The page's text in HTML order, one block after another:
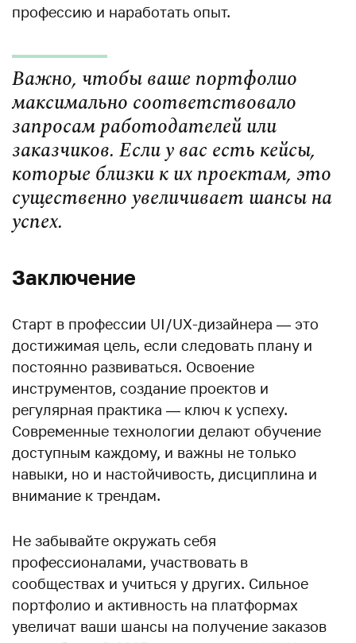
профессию и наработать опыт.
Важно, чтобы ваше портфолио
максимально соответствовало
запросам работодателей или
заказчиков. Если у вас есть кейсы,
которые близки к их проектам, это
существенно увеличивает шансы на
успех.
Заключение
Старт в профессии UI/UX-дизайнера — это
достижимая цель, если следовать плану и
постоянно развиваться. Освоение
инструментов, создание проектов и
регулярная практика — ключ к успеху.
Современные технологии делают обучение
доступным каждому, и важны не только
навыки, но и настойчивость, дисциплина и
внимание к трендам.
Не забывайте окружать себя
профессионалами, участвовать в
сообществах и учиться у других. Сильное
портфолио и активность на платформах
увеличат ваши шансы на получение заказов